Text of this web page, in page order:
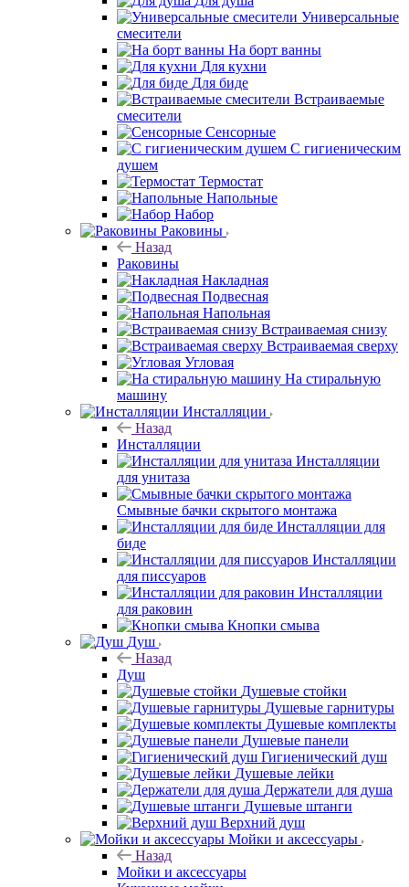
Универсальные
смесители
На борт ванны
Для кухни
Для биде
Встраиваемые
смесители
Сенсорные
С гигиеническим
душем
Термостат
Напольные
Набор
Раковины
Назад
Раковины
Накладная
Подвесная
Напольная
Встраиваемая снизу
Встраиваемая сверху
Угловая
На стиральную
машину
Инсталляции
Назад
Инсталляции
Инсталляции
для унитаза
Смывные бачки скрытого монтажа
Инсталляции для
биде
Инсталляции
для писсуаров
Инсталляции
для раковин
Кнопки смыва
Душ
Назад
Душ
Душевые стойки
Душевые гарнитуры
Душевые комплекты
Душевые панели
Гигиенический душ
Душевые лейки
Держатели для душа
Душевые штанги
Верхний душ
Мойки и аксессуары
Назад
Мойки и аксессуары